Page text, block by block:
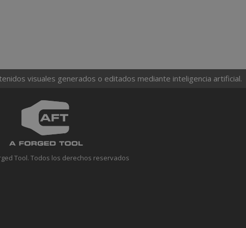
visuales generados o editados mediante inteligencia artificial.
Tool. Todos los derechos reservados